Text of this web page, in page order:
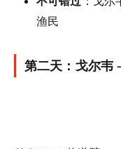
渔民
第二天：戈尔